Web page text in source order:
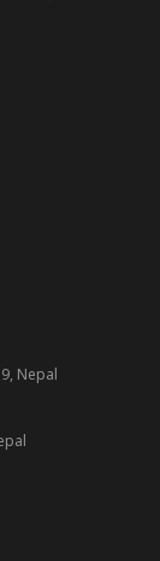
Nepal